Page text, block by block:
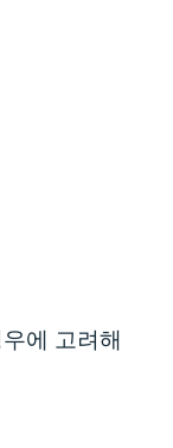
에 고려해